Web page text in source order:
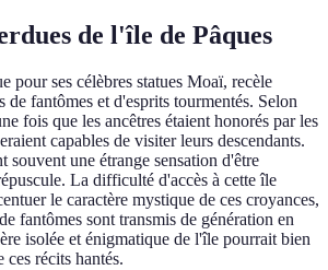
de l'île de Pâques
pour ses célèbres statues Moaï, recèle
de fantômes et d'esprits tourmentés. Selon
fois que les ancêtres étaient honorés par les
capables de visiter leurs descendants.
souvent une étrange sensation d'être
La difficulté d'accès à cette île
le caractère mystique de ces croyances,
fantômes sont transmis de génération en
isolée et énigmatique de l'île pourrait bien
ces récits hantés.